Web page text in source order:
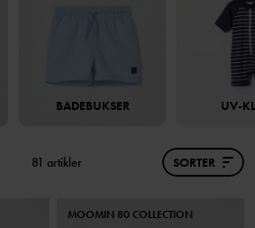
BADEBUKSER UV-
81 artikler SORTER
MOOMIN 80 COLLECTION